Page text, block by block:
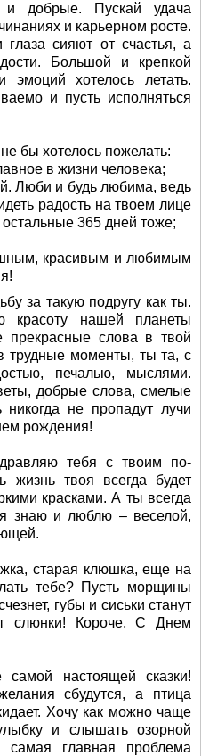
добрые. Пускай удача
и карьерном росте.
глаза сияют от счастья, а
Большой и крепкой
хотелось летать.
и пусть исполняться
бы хотелось пожелать:
в жизни человека;
Люби и будь любима, ведь
радость на твоем лице
остальные 365 дней тоже;
красивым и любимым
за такую подругу как ты.
красоту нашей планеты
прекрасные слова в твой
трудные моменты, ты та, с
печалью, мыслями.
добрые слова, смелые
не пропадут лучи
рождения!
тебя с твоим по-
жизнь твоя всегда будет
красками. А ты всегда
знаю и люблю – веселой,
старая клюшка, еще на
тебе? Пусть морщины
губы и сиськи станут
слюнки! Короче, С Днем
настоящей сказки!
сбудутся, а птица
Хочу как можно чаще
и слышать озорной
главная проблема